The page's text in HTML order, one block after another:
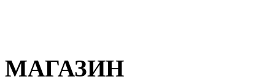
МАГАЗИН